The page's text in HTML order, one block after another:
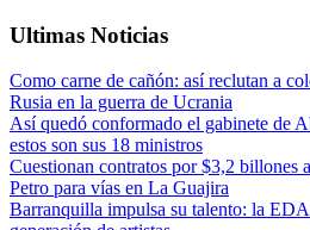
Ultimas Noticias
Como carne de cañón: así reclutan a
Rusia en la guerra de Ucrania
Así quedó conformado el gabinete de
estos son sus 18 ministros
Cuestionan contratos por $3,2 billones
Petro para vías en La Guajira
Barranquilla impulsa su talento: la